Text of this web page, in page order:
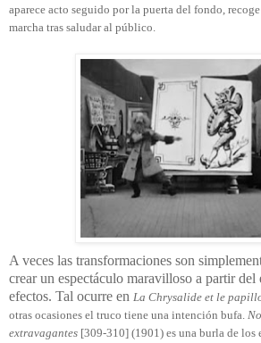
aparece acto seguido por la puerta del fondo,
marcha tras saludar al público.
A veces las transformaciones son
crear un espectáculo maravilloso a partir del
efectos. Tal ocurre en La Chrysalide et le
otras ocasiones el truco tiene una intención bufa.
extravagantes [309-310] (1901) es una burla de los